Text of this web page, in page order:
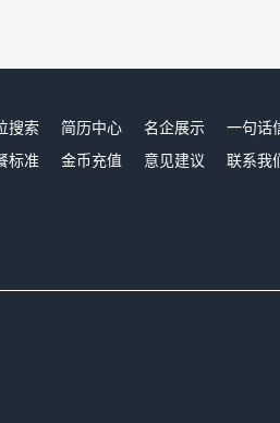
搜索 简历中心 名企展示 一句话
标准
金币充值 意见建议 联系我们